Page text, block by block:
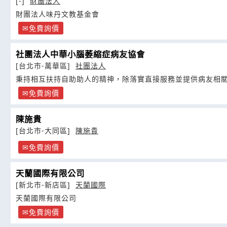
財團法人味丹文教基金會
免費詢價
社團法人中華小腦萎縮症病友協會
[台北市-萬華區]
社團法人
秉持相互扶持自助助人的精神，除落實直接服務並提供病友相
免費詢價
陳施貴
[台北市-大同區]
陳施貴
免費詢價
天蘭國際有限公司
[新北市-新店區]
天蘭國際
天蘭國際有限公司
免費詢價